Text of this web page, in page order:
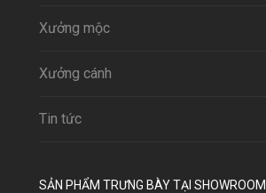
Xưởng mộc
Xưởng cánh
Tin tức
SẢN PHẨM TRƯNG BÀY TẠI SHOWROOM